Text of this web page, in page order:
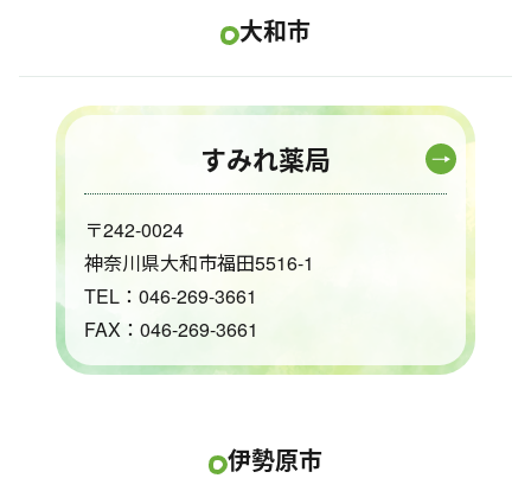
大和市
すみれ薬局
〒242-0024
神奈川県大和市福田5516-1
TEL：046-269-3661
FAX：046-269-3661
伊勢原市